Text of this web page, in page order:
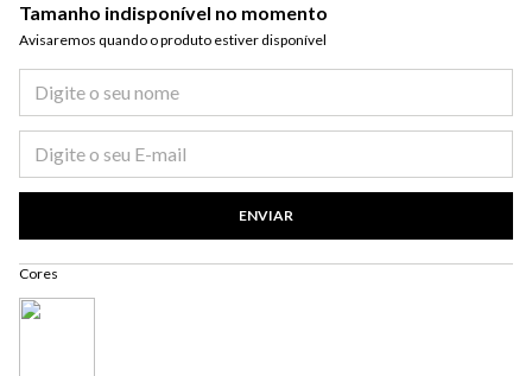
Tamanho indisponível no momento
Avisaremos quando o produto estiver disponível​
ENVIAR
Cores